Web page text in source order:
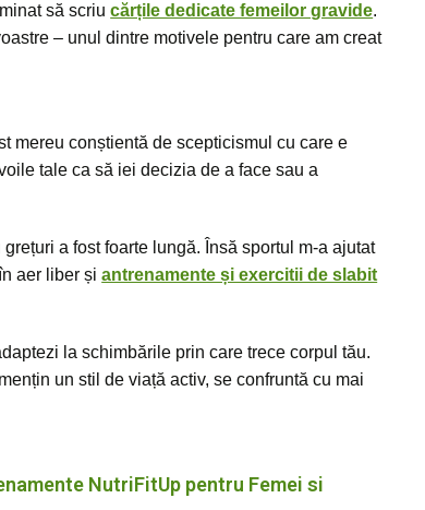
să scriucărțile dedicate femeilor gravide.
– unul dintre motivele pentru care am creat
mereu conștientă de scepticismul cu care e
tale ca să iei decizia de a face sau a
a fost foarte lungă. Însă sportul m-a ajutat
aer liber șiantrenamente și exercitii de slabit
la schimbările prin care trece corpul tău.
un stil de viață activ, se confruntă cu mai
NutriFitUp pentru Femei si